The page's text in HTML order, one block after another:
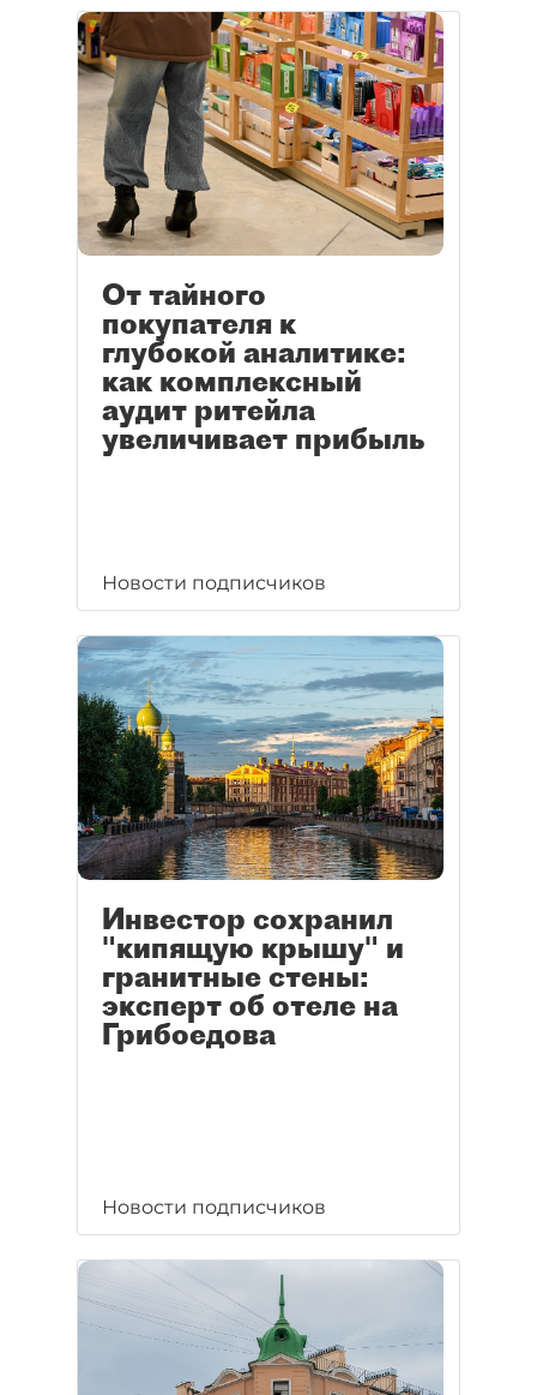
От тайного
покупателя к
глубокой аналитике:
как комплексный
аудит ритейла
увеличивает прибыль
Новости подписчиков
Инвестор сохранил
"кипящую крышу" и
гранитные стены:
эксперт об отеле на
Грибоедова
Новости подписчиков